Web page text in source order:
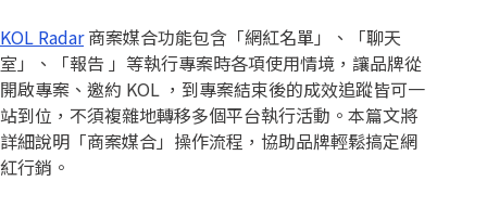
KOL Radar商案媒合功能包含「網紅名單」、「聊天
室」、「報告 」等執行專案時各項使用情境，讓品牌從
開啟專案、邀約 KOL ，到專案結束後的成效追蹤皆可一
站到位，不須複雜地轉移多個平台執行活動。本篇文將
詳細說明「商案媒合」操作流程，協助品牌輕鬆搞定網
紅行銷。